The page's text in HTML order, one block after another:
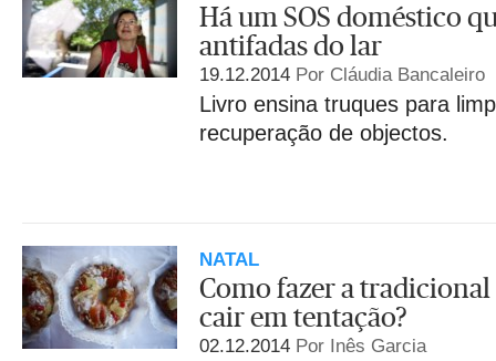
Há um SOS doméstico
antifadas do lar
19.12.2014 Por Cláudia Bancaleiro
Livro ensina truques para
recuperação de objectos.
NATAL
Como fazer a tradicional
cair em tentação?
02.12.2014 Por Inês Garcia